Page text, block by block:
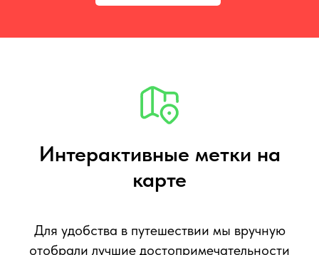
Интерактивные метки на
карте
Для удобства в путешествии мы вручную
отобрали лучшие достопримечательности